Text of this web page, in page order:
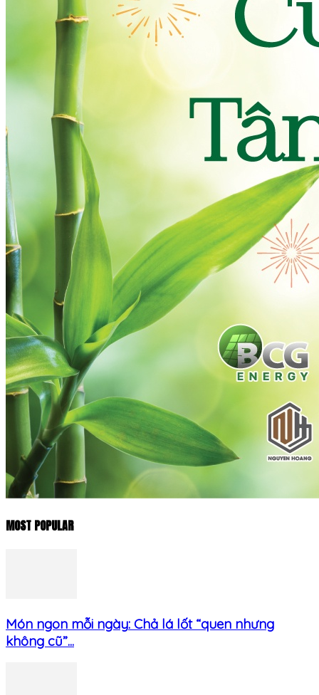
MOST POPULAR
Món ngon mỗi ngày: Chả lá lốt “quen nhưng
không cũ”...